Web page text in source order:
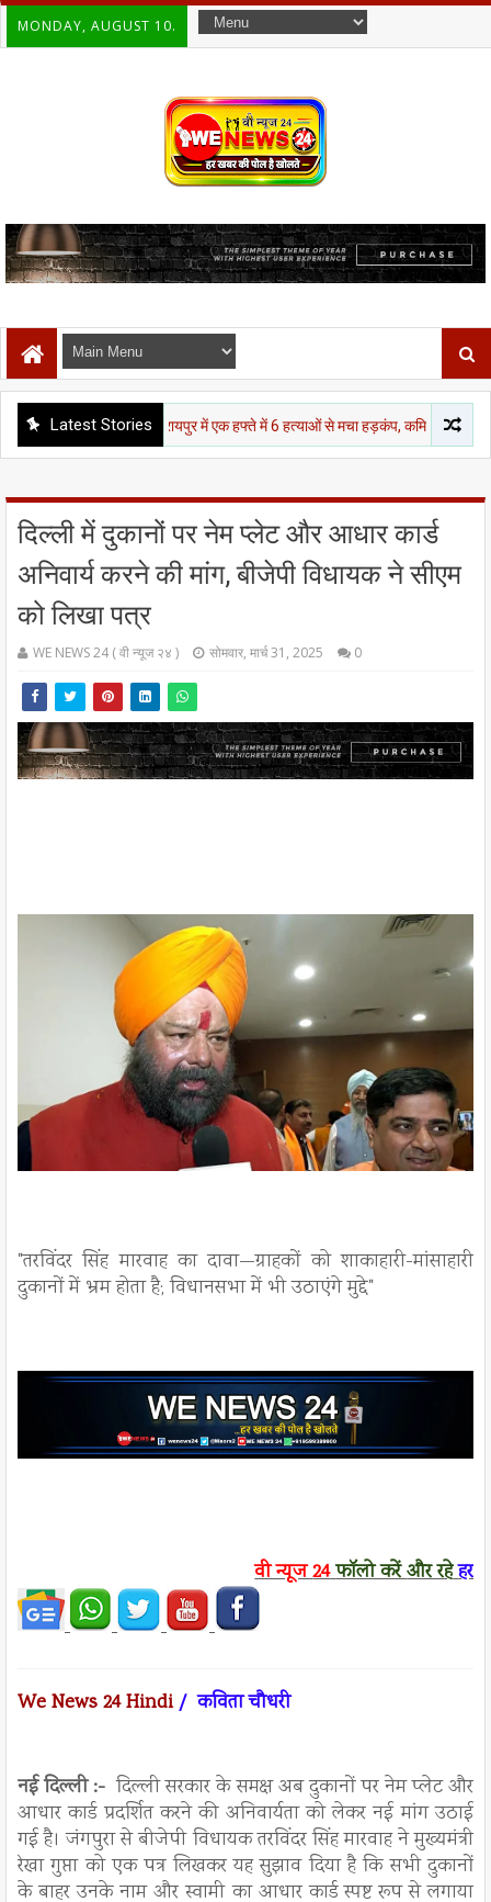
MONDAY, AUGUST 10.
Latest Stories
छत्तीसगढ़ रायपुर में एक हफ्ते में 6 हत्याओं से मचा हड़कंप, कमिश्नरेट व्यवस्था पर उठे
दिल्ली में दुकानों पर नेम प्लेट और आधार कार्ड
अनिवार्य करने की मांग, बीजेपी विधायक ने सीएम
को लिखा पत्र
WE NEWS 24 ( वी न्यूज २४ ) सोमवार, मार्च 31, 2025 0
"तरविंदर सिंह मारवाह का दावा—ग्राहकों को शाकाहारी-मांसाहारी
दुकानों में भ्रम होता है; विधानसभा में भी उठाएंगे मुद्दे"
वी न्यूज24फॉलो करेंऔर रहेहर
We News 24 Hindi/ कविता चौधरी
नई दिल्ली :- दिल्ली सरकार के समक्ष अब दुकानों पर नेम प्लेट और
आधार कार्ड प्रदर्शित करने की अनिवार्यता को लेकर नई मांग उठाई
गई है। जंगपुरा से बीजेपी विधायक तरविंदर सिंह मारवाह ने मुख्यमंत्री
रेखा गुप्ता को एक पत्र लिखकर यह सुझाव दिया है कि सभी दुकानों
के बाहर उनके नाम और स्वामी का आधार कार्ड स्पष्ट रूप से लगाया